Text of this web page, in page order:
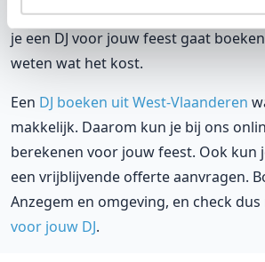
reserve DJ. Wij zorgen dat het goed
je een DJ voor jouw feest gaat
weten wat het kost.
Een DJ boeken uit West-Vlaanderen
makkelijk. Daarom kun je bij ons
berekenen voor jouw feest. Ook kun
een vrijblijvende offerte aanvragen.
Anzegem en omgeving, en check dus
voor jouw DJ.